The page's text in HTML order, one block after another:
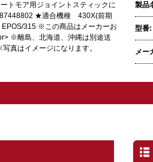
モア用ジョイントスティックに
★適合機種 430X(前期
315 ※この商品はメーカーお
※離島、北海道、沖縄は別途送
真はイメージになります。
製品
型番:
メー